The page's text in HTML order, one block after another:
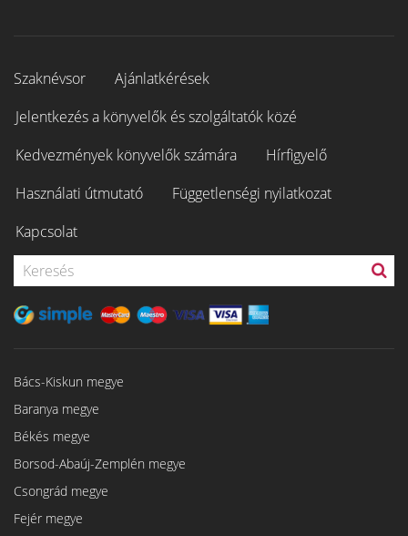
Szaknévsor
Ajánlatkérések
Jelentkezés a könyvelők és szolgáltatók közé
Kedvezmények könyvelők számára
Hírfigyelő
Használati útmutató
Függetlenségi nyilatkozat
Kapcsolat
Bács-Kiskun megye
Baranya megye
Békés megye
Borsod-Abaúj-Zemplén megye
Csongrád megye
Fejér megye